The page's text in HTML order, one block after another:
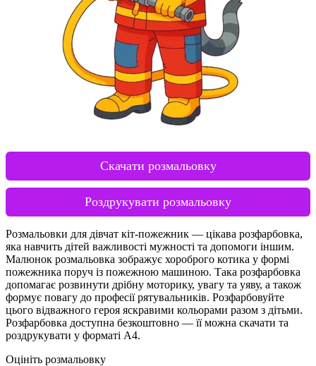
Скачати розмальовку
Роздрукувати розмальовку
Розмальовки для дівчат кіт-пожежник — цікава розфарбовка,
яка навчить дітей важливості мужності та допомоги іншим.
Малюнок розмальовка зображує хороброго котика у формі
пожежника поруч із пожежною машиною. Така розфарбовка
допомагає розвинути дрібну моторику, увагу та уяву, а також
формує повагу до професії рятувальників. Розфарбовуйте
цього відважного героя яскравими кольорами разом з дітьми.
Розфарбовка доступна безкоштовно — її можна скачати та
роздрукувати у форматі А4.
Оцініть розмальовку